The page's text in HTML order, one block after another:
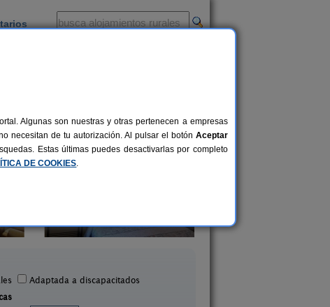
Adaptada a discapacitados
Algunas son nuestras y otras pertenecen a empresas
necesitan de tu autorización. Al pulsar el botón Aceptar
Estas últimas puedes desactivarlas por completo
DE COOKIES.